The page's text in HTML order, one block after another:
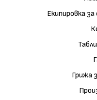
Екипировка
Грижа